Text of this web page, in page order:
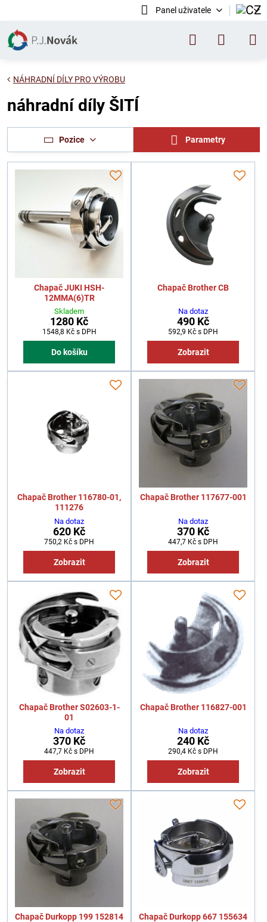
Panel uživatele
NÁHRADNÍ DÍLY PRO VÝROBU
náhradní díly ŠITÍ
Pozice Parametry
Chapač JUKI HSH-
12MMA(6)TR
Skladem
1280 Kč
1548,8 Kč s DPH
Do košíku
Chapač Brother CB
Na dotaz
490 Kč
592,9 Kč s DPH
Zobrazit
Chapač Brother 116780-01,
111276
Na dotaz
620 Kč
750,2 Kč s DPH
Zobrazit
Chapač Brother 117677-001
Na dotaz
370 Kč
447,7 Kč s DPH
Zobrazit
Chapač Brother S02603-1-
01
Na dotaz
370 Kč
447,7 Kč s DPH
Zobrazit
Chapač Brother 116827-001
Na dotaz
240 Kč
290,4 Kč s DPH
Zobrazit
Chapač Durkopp 199 152814 Chapač Durkopp 667 155634